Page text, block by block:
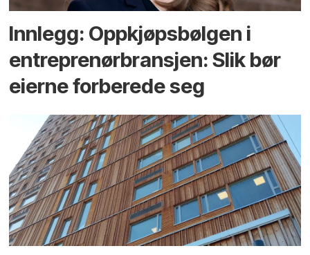
Innlegg: Oppkjøps­bølgen i
entreprenør­bransjen: Slik bør
eierne forberede seg